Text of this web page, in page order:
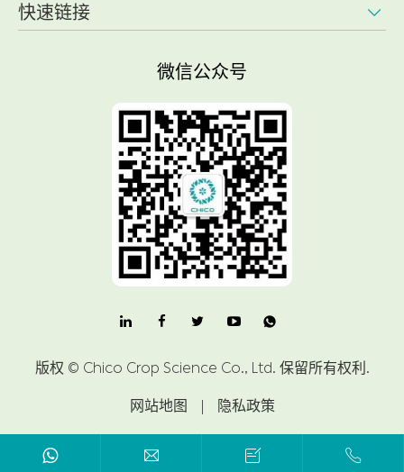
快速链接 
微信公众号

版权 © Chico Crop Science Co., Ltd. 保留所有权利.
网站地图 | 隐私政策
  